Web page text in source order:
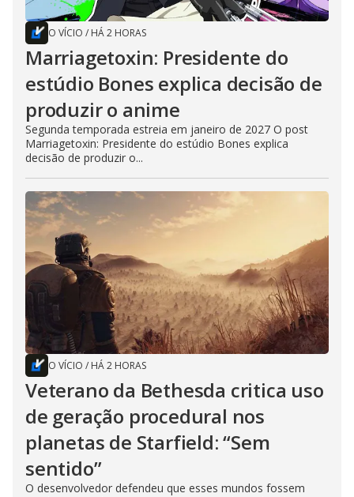
O VÍCIO / HÁ 2 HORAS
Marriagetoxin: Presidente do
estúdio Bones explica decisão de
produzir o anime
Segunda temporada estreia em janeiro de 2027 O post
Marriagetoxin: Presidente do estúdio Bones explica
decisão de produzir o...
O VÍCIO / HÁ 2 HORAS
Veterano da Bethesda critica uso
de geração procedural nos
planetas de Starfield: “Sem
sentido”
O desenvolvedor defendeu que esses mundos fossem